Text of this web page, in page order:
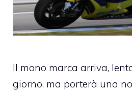
Il mono marca arriva,
giorno, ma porterà una